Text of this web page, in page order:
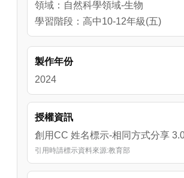
領域：自然科學領域-生物
學習階段：高中10-12年級(五)
製作年份
2024
授權資訊
創用CC 姓名標示-相同方式分享
引用時請標示資料來源:教育部